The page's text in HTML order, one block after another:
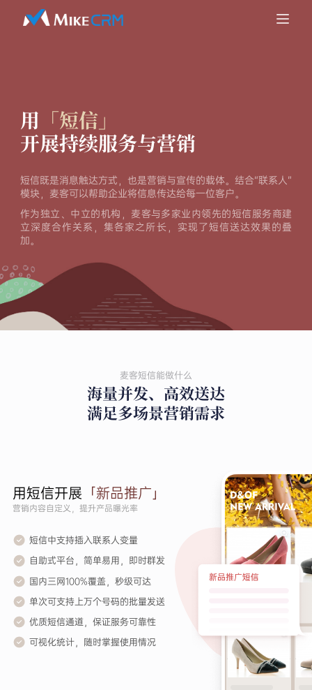
用 「短信」
开展持续服务与营销
短信既是消息触达方式，也是营销与宣传的载体。结合“联系人”
模块，麦客可以帮助企业将信息传达给每一位客户。
作为独立、中立的机构，麦客与多家业内领先的短信服务商建
立深度合作关系，集各家之所长，实现了短信送达效果的叠
加。
麦客短信能做什么
海量并发、高效送达
满足多场景营销需求
用短信开展 「新品推广」
营销内容自定义，提升产品曝光率
短信中支持插入联系人变量
自助式平台，简单易用，即时群发
国内三网100%覆盖，秒级可达
单次可支持上万个号码的批量发送
优质短信通道，保证服务可靠性
可视化统计，随时掌握使用情况